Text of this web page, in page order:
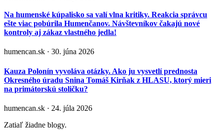
Na humenské kúpalisko sa valí vlna kritiky. Reakcia správcu
ešte viac pobúrila Humenčanov. Návštevníkov čakajú nové
kontroly aj zákaz vlastného jedla!
humencan.sk · 30. júna 2026
Kauza Polonín vyvoláva otázky. Ako ju vysvetlí prednosta
Okresného úradu Snina Tomáš Kirňak z HLASU, ktorý mieri
na primátorskú stoličku?
humencan.sk · 24. júla 2026
Zatiaľ žiadne blogy.